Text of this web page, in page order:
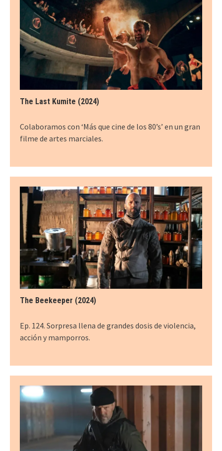
The Last Kumite (2024)
Colaboramos con ‘Más que cine de los 80’s’ en un gran
filme de artes marciales.
The Beekeeper (2024)
Ep. 124. Sorpresa llena de grandes dosis de violencia,
acción y mamporros.